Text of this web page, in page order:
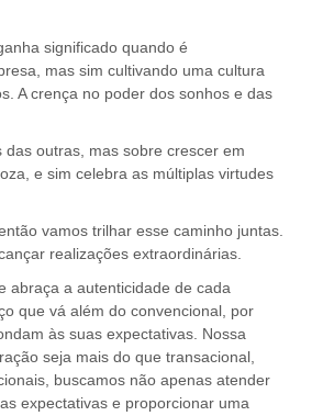
significado quando é
mas sim cultivando uma cultura
A crença no poder dos sonhos e das
outras, mas sobre crescer em
e sim celebra as múltiplas virtudes
vamos trilhar esse caminho juntas.
realizações extraordinárias.
abraça a autenticidade de cada
que vá além do convencional, por
às suas expectativas. Nossa
seja mais do que transacional,
buscamos não apenas atender
expectativas e proporcionar uma